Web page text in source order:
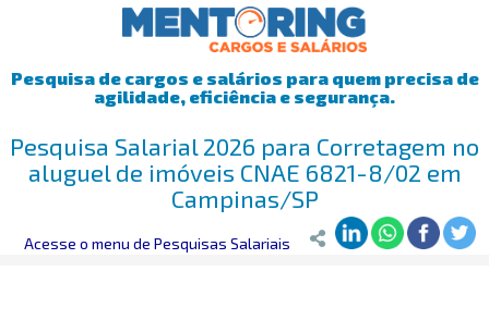
Pesquisa de cargos e salários para quem precisa de
agilidade, eficiência e segurança.
Pesquisa Salarial 2026 para Corretagem no
aluguel de imóveis CNAE 6821-8/02 em
Campinas/SP
Mentoring>Pesquisa Salarial>Campinas/SP>Corretagem no
Acesse o menu de Pesquisas Salariais